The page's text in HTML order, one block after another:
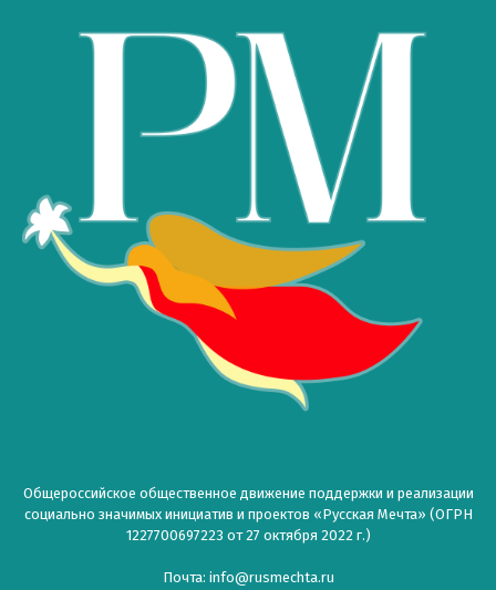
Общероссийское общественное движение поддержки и реализации
социально значимых инициатив и проектов «Русская Мечта» (ОГРН
1227700697223 от 27 октября 2022 г.)
Почта: info@rusmechta.ru